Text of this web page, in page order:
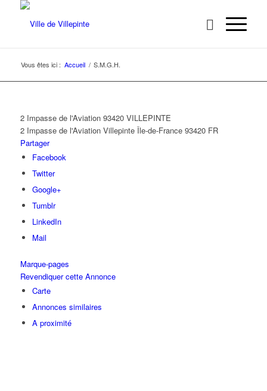
Vous êtes ici : Accueil / S.M.G.H.
2 Impasse de l'Aviation 93420 VILLEPINTE
2 Impasse de l'Aviation Villepinte Île-de-France 93420 FR
Partager
Facebook
Twitter
Google+
Tumblr
LinkedIn
Mail
Marque-pages
Revendiquer cette Annonce
Carte
Annonces similaires
A proximité